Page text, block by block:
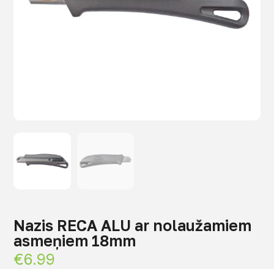
Nazis RECA ALU ar nolaužamiem
asmeņiem 18mm
€6.99